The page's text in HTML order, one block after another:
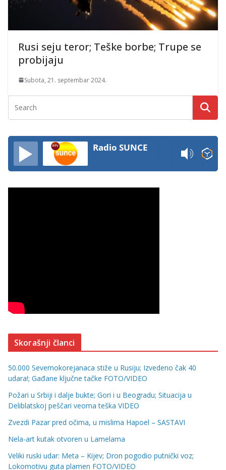
Rusi seju teror; Teške borbe; Trupe se
probijaju
Subota, 21. septembar 2024.
Radio SUNCE
Skorašnji članci
50.000 Severnokorejanaca stiže u Rusiju; Izvedeno čak 40
udara!; Gađane ključne tačke FOTO/VIDEO
Požari u Srbiji i dalje bukte; Gori i u Beogradu; Situacija u
Deliblatskoj peščari veoma teška VIDEO
Zvezdi Pazar pred očima, u mislima Hapoel – SASTAVI
Nela-art kutak otvoren u Lamelama
Veliki ruski udar: Meta – Kijev; Dron pogodio putnički voz;
Lokomotivu guta plamen FOTO/VIDEO